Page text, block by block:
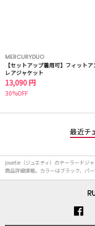
MERCURYDUO
【セットアップ着用可】フィットア
レアジャケット
13,090 円
30%OFF
最近チ
jouetie（ジュエティ）のテーラードジ
商品詳細情報。カラーはブラック、パ